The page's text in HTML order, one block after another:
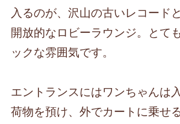
入るのが、沢山の古いレコード
開放的なロビーラウンジ。とて
ックな雰囲気です。
エントランスにはワンちゃんは
荷物を預け、外でカートに乗せ